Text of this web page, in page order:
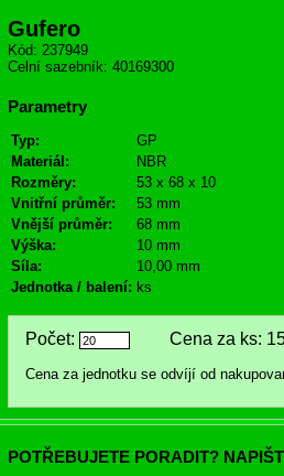
Gufero
Kód: 237949
Celní sazebník: 40169300
Parametry
Typ:
GP
Materiál:
NBR
Rozměry:
53 x 68 x 10
Vnitřní průměr:
53 mm
Vnější průměr:
68 mm
Výška:
10 mm
Síla:
10,00 mm
Jednotka / balení: ks
Počet: Cena za ks:
Cena za jednotku se odvíjí od
POTŘEBUJETE PORADIT?